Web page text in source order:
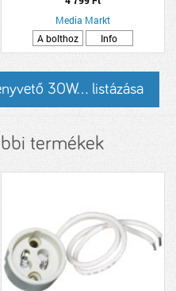
Media Markt
A bolthoz
Info
30W... listázása
termékek